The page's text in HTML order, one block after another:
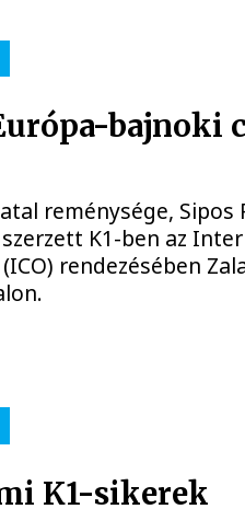
bajnoki
reménysége, Sipos
K1-ben az
rendezésében
K1-sikerek